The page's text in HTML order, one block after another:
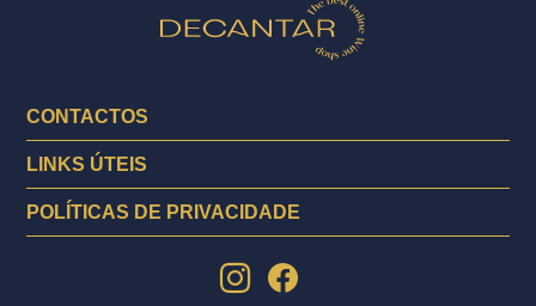
CONTACTOS
LINKS ÚTEIS
POLÍTICAS DE PRIVACIDADE